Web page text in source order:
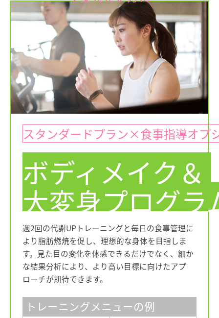
スタンダードプラン×食事指導オプ
ボディメイク＆
大変身プログラ
週2回の代謝UPトレーニングと毎日の食事管理に
より脂肪燃焼を促し、 理想的な身体を目指しま
す。 見た目の変化を体感できるだけでなく、細か
な結果分析により、 より高い目標に向けたアプ
ローチが期待できます。
トレーニングメニューの例